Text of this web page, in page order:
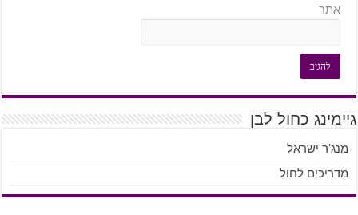
אתר
גיימינג כחול לבן
מנג'ר ישראל
מדריכים לחול